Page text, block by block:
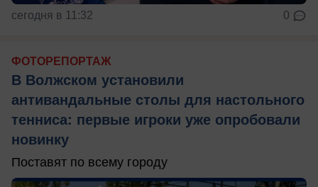
сегодня в 11:32 0
ФОТОРЕПОРТАЖ
В Волжском установили
антивандальные столы для настольного
тенниса: первые игроки уже опробовали
новинку
Поставят по всему городу